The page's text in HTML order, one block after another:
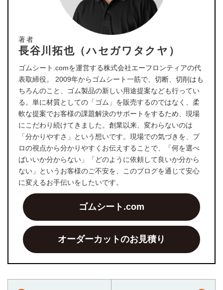
著者
長谷川拓也（ハセガワタクヤ）
ゴムシート.comを運営する株式会社エーフロンティアの代
表取締役。 2009年からゴムシート一筋で、切断、切削はも
ちろんのこと、ゴム製品の新しい用途提案なども行ってい
る。単に材質としての「ゴム」を販売するのではなく、柔
軟な提案でお客様の課題解決のサポートをするため、現場
にこだわり続けてきました。創業以来、変わらないのは
「分かりやすさ」という想いです。現場での気づきを、プ
ロの視点から分かりやすくお伝えすることで、「何を選べ
ばいいか分からない」「どのように依頼して良いか分から
ない」というお客様のご不安を、このブログを通じて安心
に変えるお手伝いをしたいです。
ゴムシート.com
オーダーカットのお見積り